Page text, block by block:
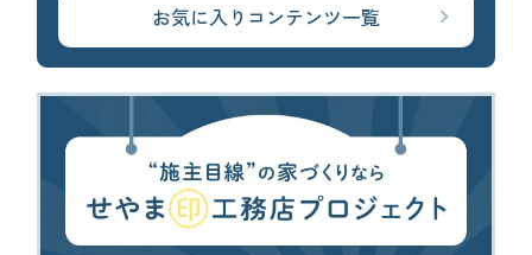
お気に入りコンテンツ一覧